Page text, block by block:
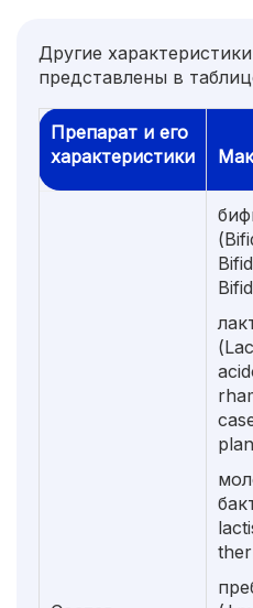
Другие
представлены в
Препарат и его
характеристики